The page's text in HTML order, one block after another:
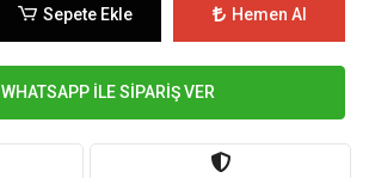
Sepete Ekle Hemen Al
WHATSAPP İLE SİPARİŞ VER